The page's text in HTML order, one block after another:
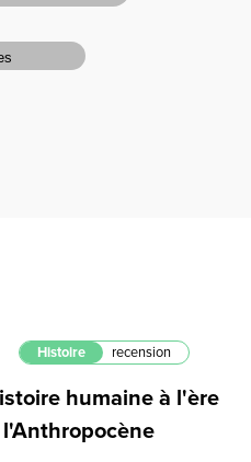
Histoire recension
humaine à l'ère